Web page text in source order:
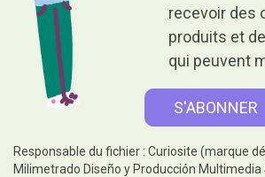
recevoir des
produits et
qui peuvent
Responsable du fichier : Curiosite (marque
Milimetrado Diseño y Producción Multimedia